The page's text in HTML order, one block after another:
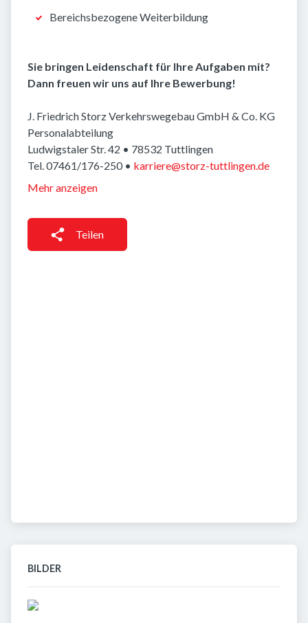
Bereichsbezogene Weiterbildung
Sie bringen Leidenschaft für Ihre Aufgaben mit?
Dann freuen wir uns auf Ihre Bewerbung!
J. Friedrich Storz Verkehrswegebau GmbH & Co. KG
Personalabteilung
Ludwigstaler Str. 42 • 78532 Tuttlingen
Tel. 07461/176-250 • karriere@storz-tuttlingen.de
Mehr anzeigen
Teilen
BILDER